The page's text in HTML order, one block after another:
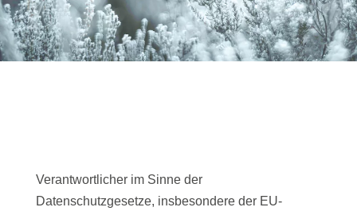
Verantwortlicher im Sinne der
Datenschutzgesetze, insbesondere der EU-